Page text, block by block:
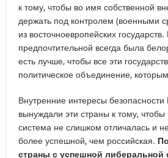
к тому, чтобы во имя собственной
держать под контролем (военными
из восточноевропейских
предпочтительной всегда была
есть лучше, чтобы все эти
политическое объединение,
Внутренние интересы безопасности
вынуждали эти страны к тому, чтобы
система не слишком отличалась и
более успешной, чем российская.
страны с успешной либеральной